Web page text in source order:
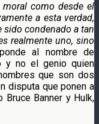
como desde el
a esta verdad,
condenado a tan
realmente uno, sino
al nombre de
y no el genio quien
que son dos
disputa que ponen a
Bruce Banner y Hulk,